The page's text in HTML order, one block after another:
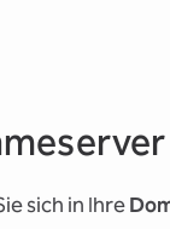
sich in Ihre